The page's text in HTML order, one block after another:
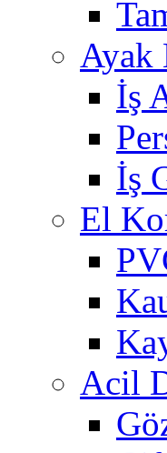
Ayak
İş
İş
El
Acil